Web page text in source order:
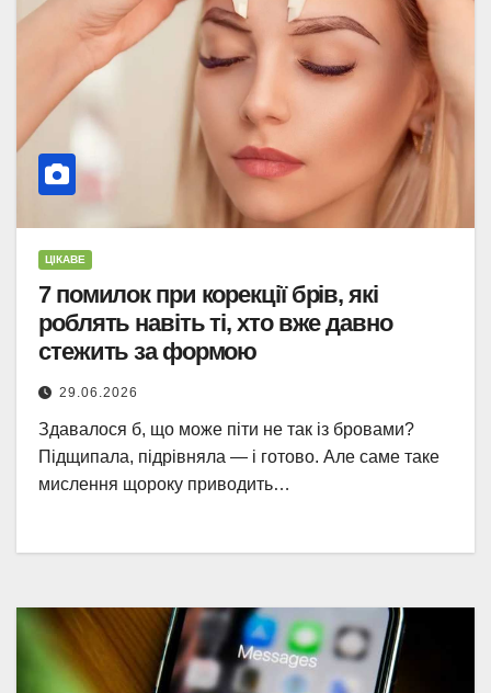
ЦІКАВЕ
7 помилок при корекції брів, які
роблять навіть ті, хто вже давно
стежить за формою
29.06.2026
Здавалося б, що може піти не так із бровами?
Підщипала, підрівняла — і готово. Але саме таке
мислення щороку приводить…